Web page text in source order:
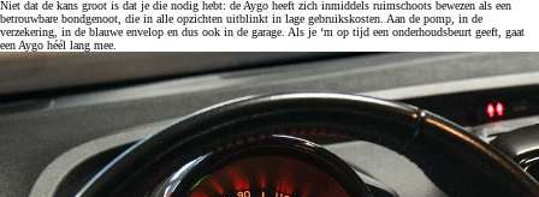
Niet dat de kans groot is dat je die nodig hebt: de Aygo heeft zich inmiddels ruimschoots bewezen als een
betrouwbare bondgenoot, die in alle opzichten uitblinkt in lage gebruikskosten. Aan de pomp, in de
verzekering, in de blauwe envelop en dus ook in de garage. Als je ‘m op tijd een onderhoudsbeurt geeft, gaat
een Aygo héél lang mee.